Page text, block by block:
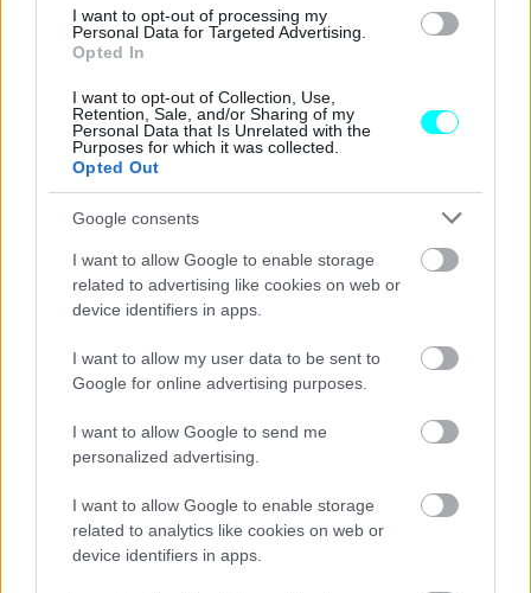
I want to opt-out of processing my
Personal Data for Targeted Advertising.
Opted In
I want to opt-out of Collection, Use,
Retention, Sale, and/or Sharing of my
Personal Data that Is Unrelated with the
Purposes for which it was collected.
Opted Out
Google consents
I want to allow Google to enable storage
related to advertising like cookies on web or
device identifiers in apps.
I want to allow my user data to be sent to
Google for online advertising purposes.
I want to allow Google to send me
personalized advertising.
I want to allow Google to enable storage
related to analytics like cookies on web or
device identifiers in apps.
τιμωρείται με διοικητικό πρόστιμο 400 ευρώ.